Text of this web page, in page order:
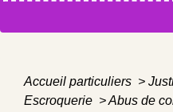
Accueil particuliers >
Escroquerie >Abus de